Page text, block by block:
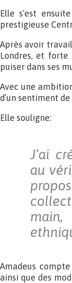
Elle s’est
prestigieuse
Après avoir
Londres, et
puiser dans ses
Avec une
d’un sentiment
Elle souligne:
J’ai
au
Amadeus
ainsi que des